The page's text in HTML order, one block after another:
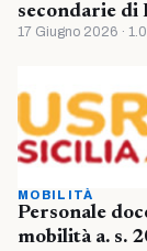
secondarie di
17 Giugno 2026 ·
MOBILITÀ
Personale
mobilità a. s.